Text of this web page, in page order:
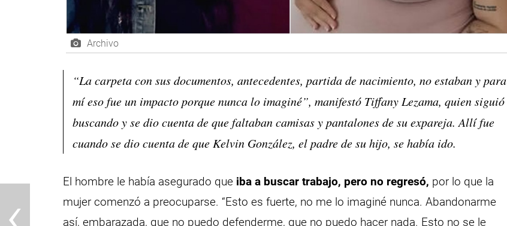
Archivo
“La carpeta con sus documentos, antecedentes, partida de nacimiento, no estaban y para
mí eso fue un impacto porque nunca lo imaginé”, manifestó Tiffany Lezama, quien siguió
buscando y se dio cuenta de que faltaban camisas y pantalones de su expareja. Allí fue
cuando se dio cuenta de que Kelvin González, el padre de su hijo, se había ido.
El hombre le había asegurado que iba a buscar trabajo, pero no regresó, por lo que la
mujer comenzó a preocuparse. “Esto es fuerte, no me lo imaginé nunca. Abandonarme
así, embarazada, que no puedo defenderme, que no puedo hacer nada. Esto no se le